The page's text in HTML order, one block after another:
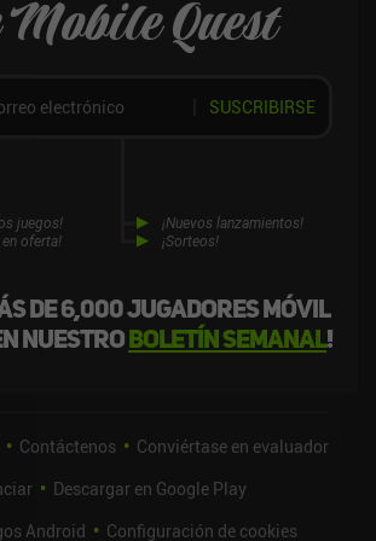
más altos. Afortunadamente, el juego
y es entretenido incluso en los niveles más
Mobile Quest
de 6,000 jugadores móvil
nuestroboletín semanal!
juegos!
en oferta!
¡Nuevos lanzamientos!
¡Sorteos!
SUSCRIBIRSE
Contáctenos
Conviértase en evaluador
Descargar en Google Play
Android
Configuración de cookies